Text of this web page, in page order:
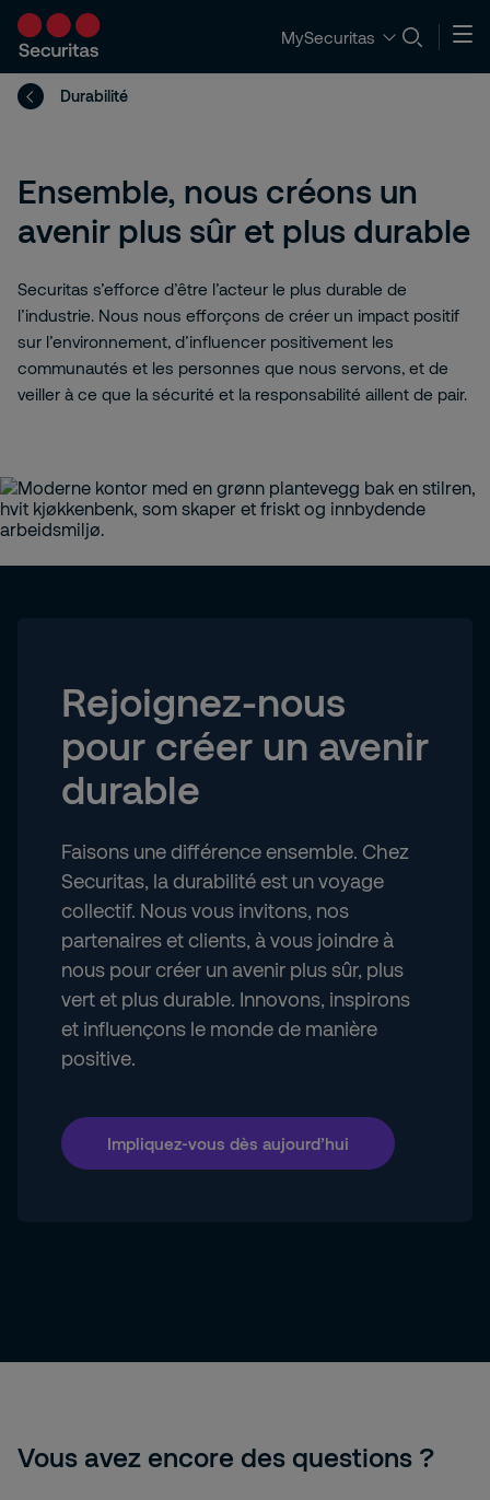
MySecuritas
Durabilité
Ensemble, nous créons un
avenir plus sûr et plus durable
Securitas s’efforce d’être l’acteur le plus durable de
l’industrie. Nous nous efforçons de créer un impact positif
sur l’environnement, d’influencer positivement les
communautés et les personnes que nous servons, et de
veiller à ce que la sécurité et la responsabilité aillent de pair.
Rejoignez-nous
pour créer un avenir
durable
Faisons une différence ensemble. Chez
Securitas, la durabilité est un voyage
collectif. Nous vous invitons, nos
partenaires et clients, à vous joindre à
nous pour créer un avenir plus sûr, plus
vert et plus durable. Innovons, inspirons
et influençons le monde de manière
positive.
Impliquez-vous dès aujourd’hui
Vous avez encore des questions ?